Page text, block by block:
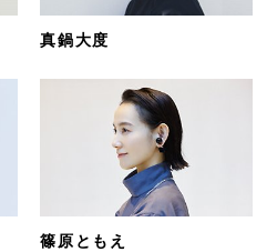
真鍋大度
篠原ともえ